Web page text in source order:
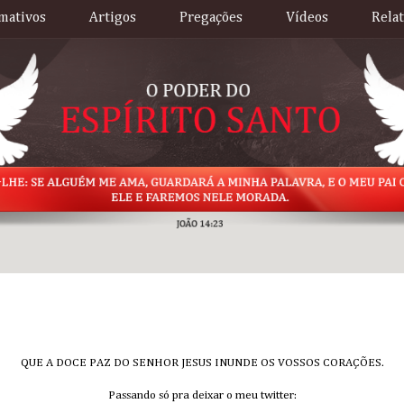
Artigos Pregações Vídeos
QUE A DOCE PAZ DO SENHOR JESUS INUNDE OS VOSSOS CORAÇÕES.
Passando só pra deixar o meu twitter: